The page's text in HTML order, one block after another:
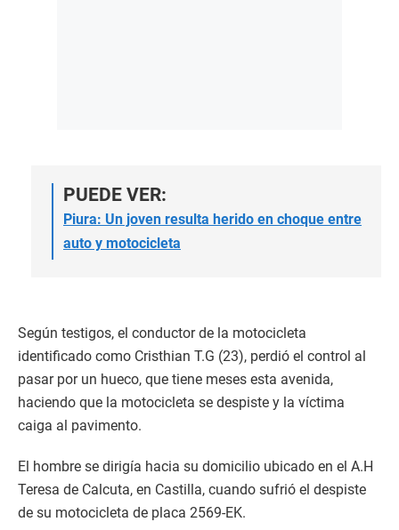
PUEDE VER:
Piura: Un joven resulta herido en choque entre
auto y motocicleta
Según testigos, el conductor de la motocicleta
identificado como Cristhian T.G (23), perdió el control al
pasar por un hueco, que tiene meses esta avenida,
haciendo que la motocicleta se despiste y la víctima
caiga al pavimento.
El hombre se dirigía hacia su domicilio ubicado en el A.H
Teresa de Calcuta, en Castilla, cuando sufrió el despiste
de su motocicleta de placa 2569-EK.